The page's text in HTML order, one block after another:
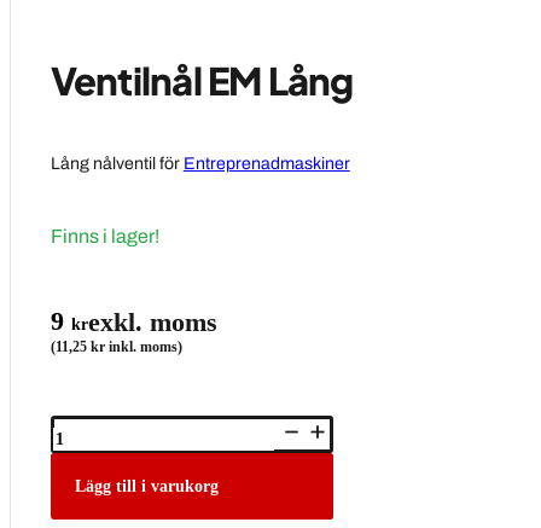
Ventilnål EM Lång
Lång nålventil för Entreprenadmaskiner
Finns i lager!
9 krexkl. moms
(11,25 kr inkl. moms)
Ventilnål
EM
mängd
Lägg till i varukorg